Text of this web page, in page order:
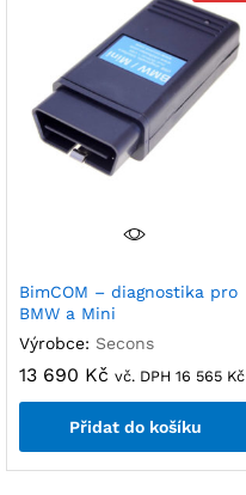
BimCOM – diagnostika pro
BMW a Mini
Výrobce: Secons
13 690 Kč vč. DPH 16 565 Kč
Přidat do košíku